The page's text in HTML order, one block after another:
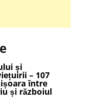
și
– 107
între
și războiul